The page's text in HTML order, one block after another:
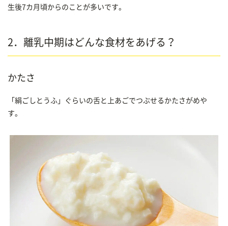
生後7カ月頃からのことが多いです。
2．離乳中期はどんな食材をあげる？
かたさ
「絹ごしとうふ」ぐらいの舌と上あごでつぶせるかたさがめや
す。